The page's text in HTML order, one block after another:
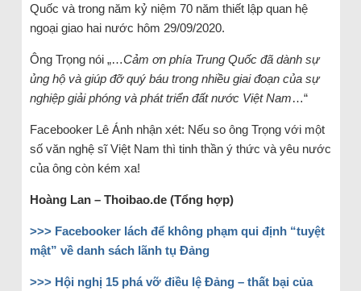
Quốc và trong năm kỷ niệm 70 năm thiết lập quan hệ
ngoại giao hai nước hôm 29/09/2020.
Ông Trọng nói „…Cảm ơn phía Trung Quốc đã dành sự
ủng hộ và giúp đỡ quý báu trong nhiều giai đoạn của sự
nghiệp giải phóng và phát triển đất nước Việt Nam…“
Facebooker Lê Ánh nhận xét: Nếu so ông Trọng với một
số văn nghệ sĩ Việt Nam thì tinh thần ý thức và yêu nước
của ông còn kém xa!
Hoàng Lan – Thoibao.de (Tổng hợp)
>>> Facebooker lách để không phạm qui định “tuyệt
mật” về danh sách lãnh tụ Đảng
>>> Hội nghị 15 phá vỡ điều lệ Đảng – thất bại của